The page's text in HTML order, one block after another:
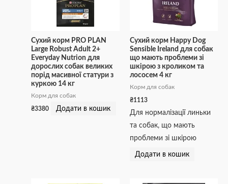
Сухий корм PRO PLAN
Large Robust Adult 2+
Everyday Nutrion для
дорослих собак великих
порід масивної статури з
куркою 14 кг
Корм для собак
₴3380 Додати в кошик
Сухий корм Happy Dog
Sensible Irеland для собак
що мають проблеми зі
шкірою з кроликом та
лососем 4 кг
Корм для собак
₴1113
Для нормалізації линьки
та собак, що мають
проблеми зі шкірою
Додати в кошик